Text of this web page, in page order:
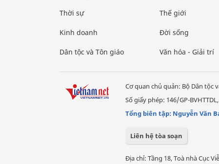
Thời sự
Kinh doanh
Dân tộc và Tôn giáo
Thế giới
Đời sống
Văn hóa - Giải trí
Cơ quan chủ quản: Bộ Dân tộc
Số giấy phép: 146/GP-
Tổng biên tập: Nguyễn Văn
Liên hệ tòa soạn
Địa chỉ: Tầng 18, Toà nhà Cục